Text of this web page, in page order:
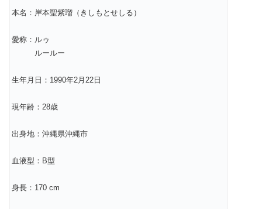
本名：岸本聖紫瑠（きしもとせしる）
愛称：ルゥ
ルールー
生年月日：1990年2月22日
現年齢：28歳
出身地：沖縄県沖縄市
血液型：B型
身長：170 cm